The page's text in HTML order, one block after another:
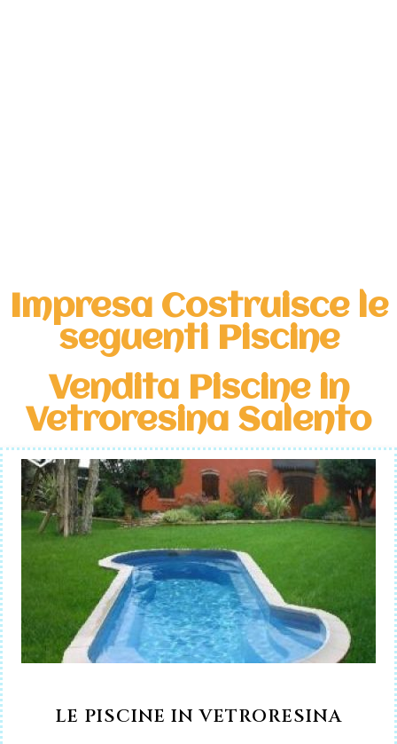
Impresa Costruisce le
seguenti Piscine
Vendita Piscine in
Vetroresina Salento
LE PISCINE IN VETRORESINA